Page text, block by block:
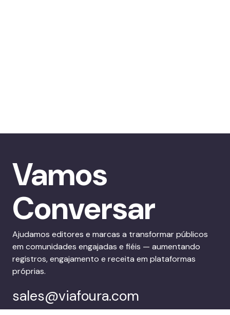
Vamos
Conversar
Ajudamos editores e marcas a transformar públicos
em comunidades engajadas e fiéis — aumentando
registros, engajamento e receita em plataformas
próprias.
sales@viafoura.com